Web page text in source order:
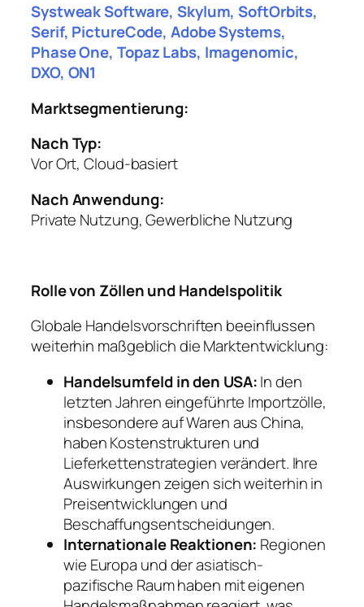
Systweak Software, Skylum, SoftOrbits,
Serif, PictureCode, Adobe Systems,
Phase One, Topaz Labs, Imagenomic,
DXO, ON1
Marktsegmentierung:
Nach Typ:
Vor Ort, Cloud-basiert
Nach Anwendung:
Private Nutzung, Gewerbliche Nutzung
Rolle von Zöllen und Handelspolitik
Globale Handelsvorschriften beeinflussen
weiterhin maßgeblich die Marktentwicklung:
Handelsumfeld in den USA:In den
letzten Jahren eingeführte Importzölle,
insbesondere auf Waren aus China,
haben Kostenstrukturen und
Lieferkettenstrategien verändert. Ihre
Auswirkungen zeigen sich weiterhin in
Preisentwicklungen und
Beschaffungsentscheidungen.
Internationale Reaktionen: Regionen
wie Europa und der asiatisch-
pazifische Raum haben mit eigenen